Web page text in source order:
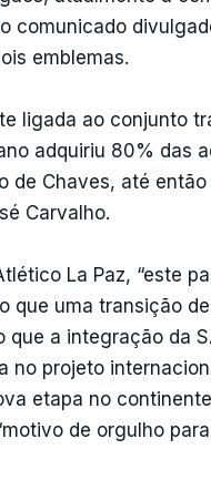
comunicado
emblemas.
ligada ao conjunto
adquiriu 80% das
de Chaves, até
Carvalho.
La Paz, “este
que uma transição
que a integração da
no projeto
etapa no
de orgulho para